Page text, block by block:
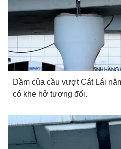
Dầm của cầu vượt Cát Lái
có khe hở tương đối.